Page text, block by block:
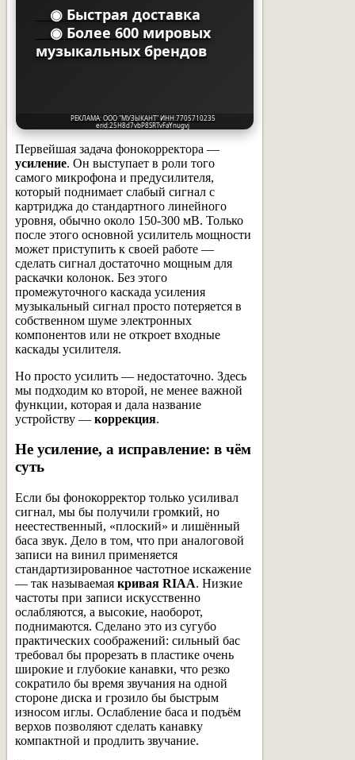
◉ Быстрая доставка
◉ Более 600 мировых
музыкальных брендов
РЕКЛАМА: ООО "МУЗЫКАНТ" ИНН:7705710235
erid:25H8d7vbP8SRTvFaYnugvj
Первейшая задача фонокорректора —
усиление. Он выступает в роли того
самого микрофона и предусилителя,
который поднимает слабый сигнал с
картриджа до стандартного линейного
уровня, обычно около 150-300 мВ. Только
после этого основной усилитель мощности
может приступить к своей работе —
сделать сигнал достаточно мощным для
раскачки колонок. Без этого
промежуточного каскада усиления
музыкальный сигнал просто потеряется в
собственном шуме электронных
компонентов или не откроет входные
каскады усилителя.
Но просто усилить — недостаточно. Здесь
мы подходим ко второй, не менее важной
функции, которая и дала название
устройству — коррекция.
Не усиление, а исправление: в чём
суть
Если бы фонокорректор только усиливал
сигнал, мы бы получили громкий, но
неестественный, «плоский» и лишённый
баса звук. Дело в том, что при аналоговой
записи на винил применяется
стандартизированное частотное искажение
— так называемая кривая RIAA. Низкие
частоты при записи искусственно
ослабляются, а высокие, наоборот,
поднимаются. Сделано это из сугубо
практических соображений: сильный бас
требовал бы прорезать в пластике очень
широкие и глубокие канавки, что резко
сократило бы время звучания на одной
стороне диска и грозило бы быстрым
износом иглы. Ослабление баса и подъём
верхов позволяют сделать канавку
компактной и продлить звучание.